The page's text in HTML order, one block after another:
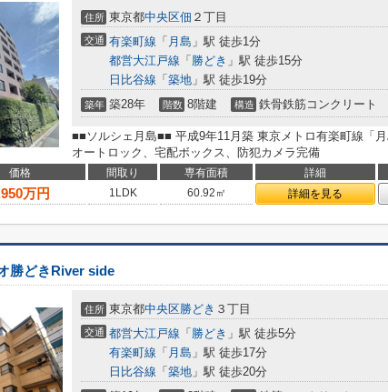
住所 東京都中央区佃 ２丁目
交通 有楽町線 「 月島 」駅 徒歩1分
都営大江戸線 「 勝どき 」駅 徒歩15分
日比谷線 「 築地 」駅 徒歩19分
築年 築28年 階数 8階建 構造 鉄骨鉄筋コンクリート
■■ソルシェ月島■■ 平成9年11月築 東京メトロ有楽町線「
オートロック、宅配ボックス、防犯カメラ完備
価格 間取り 専有面積 詳細
万円 1LDK 60.92㎡ 詳細を見る
勝どきRiver side
住所 東京都中央区勝どき ３丁目
交通 都営大江戸線 「 勝どき 」駅 徒歩5分
有楽町線 「 月島 」駅 徒歩17分
日比谷線 「 築地 」駅 徒歩20分